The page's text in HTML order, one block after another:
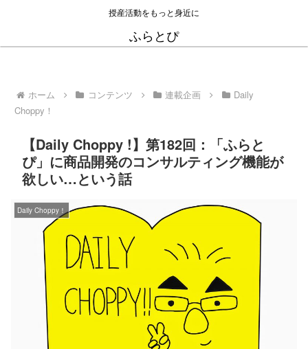
授産活動をもっと身近に
ふらとぴ
ホーム コンテンツ 連載企画
Daily
Choppy！
【Daily Choppy !】第182回：「ふらと
ぴ」に商品開発のコンサルティング機能が
欲しい…という話
Daily Choppy！